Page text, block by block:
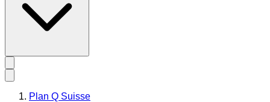
Plan Q Suisse